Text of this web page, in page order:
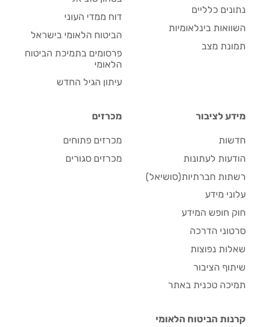
נתונים כלליים
השוואות בינלאומיות
תמונת מצב
דוח ממדי העוני
הביטוח הלאומי בישראל
פרסומים בתמיכת הביטוח
הלאומי
עיתון הגיל החדש
מידע לציבור
חדשות
הודעות לעתונות
רשתות חברתיות(סושיאל)
עלוני מידע
חוק חופש המידע
סרטוני הדרכה
שאלות נפוצות
שיתוף הציבור
תמיכה טכנית באתר
מכרזים
מכרזים פתוחים
מכרזים סגורים
קרנות הביטוח הלאומי